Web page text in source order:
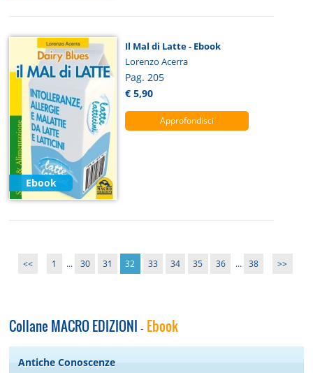
Ebook
Il Mal di Latte - Ebook
Lorenzo Acerra
Pag. 205
€ 5,90
Approfondisci
<< 1 ... 30 31 32 33 34 35 36 ... 38 >>
Collane MACRO EDIZIONI - Ebook
Antiche Conoscenze